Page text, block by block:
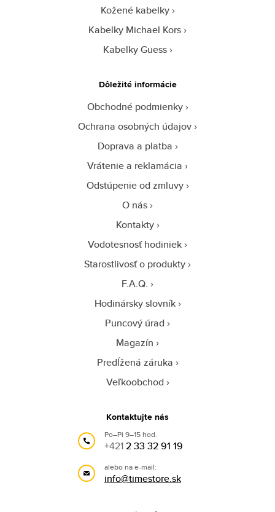
Kožené kabelky
Kabelky Michael Kors
Kabelky Guess
Dôležité informácie
Obchodné podmienky
Ochrana osobných údajov
Doprava a platba
Vrátenie a reklamácia
Odstúpenie od zmluvy
O nás
Kontakty
Vodotesnosť hodiniek
Starostlivosť o produkty
F.A.Q.
Hodinársky slovník
Puncový úrad
Magazín
Predĺžená záruka
Veľkoobchod
Kontaktujte nás
Po–Pi 9–15 hod.
+4212 33 32 91 19
alebo na e-mail:
info@timestore.sk